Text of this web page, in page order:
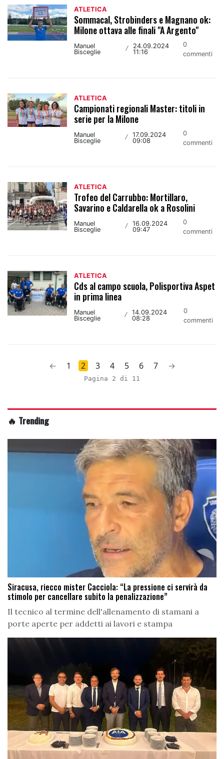
ATLETICA
Sommacal, Strobinders e Magnano ok:
Milone ottava alle finali "A Argento"
Manuel
Bisceglie
/
24.09.2024
11:16
0
commenti
ATLETICA
Campionati regionali Master: titoli in
serie per la Milone
Manuel
Bisceglie
/
17.09.2024
09:08
0
commenti
ATLETICA
Trofeo del Carrubbo: Mortillaro,
Savarino e Caldarella ok a Rosolini
Manuel
Bisceglie
/ 16.09.2024
09:47
0
commenti
ATLETICA
Cds al campo scuola, Polisportiva Aspet
in prima linea
Manuel
Bisceglie
/
14.09.2024
08:28
0
commenti
← 1 2 3 4 5 6 7 →
Pagina 2 di 11
🔥 Trending
Siracusa, riecco mister Cacciola: “La pressione ci servirà da
stimolo per cancellare subito la penalizzazione”
Il tecnico al termine dell'allenamento di stamani a
porte aperte per addetti ai lavori e stampa